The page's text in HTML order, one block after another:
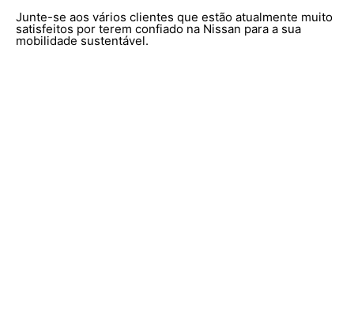
Junte-se aos vários clientes que estão atualmente muito
satisfeitos por terem confiado na Nissan para a sua
mobilidade sustentável.